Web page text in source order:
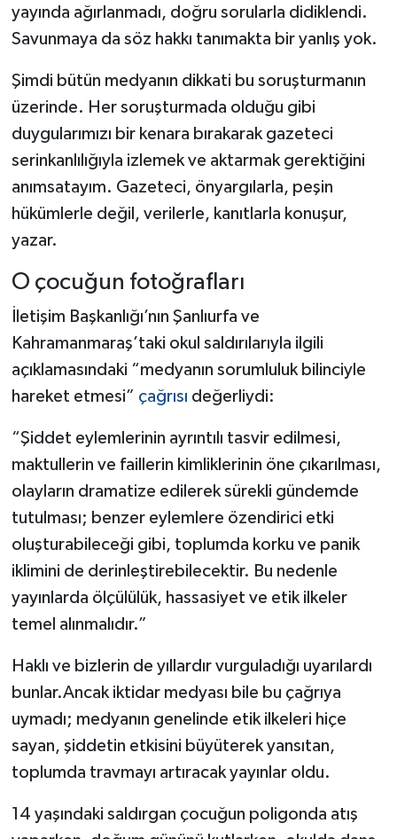
yayında ağırlanmadı, doğru sorularla didiklendi.
Savunmaya da söz hakkı tanımakta bir yanlış yok.
Şimdi bütün medyanın dikkati bu soruşturmanın
üzerinde. Her soruşturmada olduğu gibi
duygularımızı bir kenara bırakarak gazeteci
serinkanlılığıyla izlemek ve aktarmak gerektiğini
anımsatayım. Gazeteci, önyargılarla, peşin
hükümlerle değil, verilerle, kanıtlarla konuşur,
yazar.
O çocuğun fotoğrafları
İletişim Başkanlığı’nın Şanlıurfa ve
Kahramanmaraş’taki okul saldırılarıyla ilgili
açıklamasındaki “medyanın sorumluluk bilinciyle
hareket etmesi” çağrısı değerliydi:
“Şiddet eylemlerinin ayrıntılı tasvir edilmesi,
maktullerin ve faillerin kimliklerinin öne çıkarılması,
olayların dramatize edilerek sürekli gündemde
tutulması; benzer eylemlere özendirici etki
oluşturabileceği gibi, toplumda korku ve panik
iklimini de derinleştirebilecektir. Bu nedenle
yayınlarda ölçülülük, hassasiyet ve etik ilkeler
temel alınmalıdır.”
Haklı ve bizlerin de yıllardır vurguladığı uyarılardı
bunlar.Ancak iktidar medyası bile bu çağrıya
uymadı; medyanın genelinde etik ilkeleri hiçe
sayan, şiddetin etkisini büyüterek yansıtan,
toplumda travmayı artıracak yayınlar oldu.
14 yaşındaki saldırgan çocuğun poligonda atış